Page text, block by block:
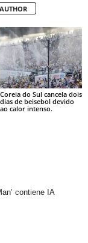
Coreia do Sul cancela dois
dias de beisebol devido
ao calor intenso.
contiene IA